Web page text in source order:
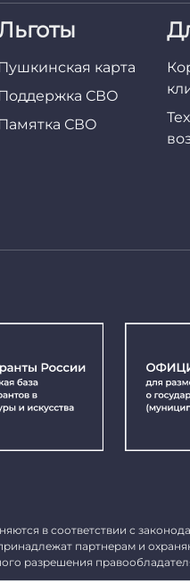
Пушкинская карта
Поддержка СВО
Памятка СВО
в соответствии с
партнерам и
разрешения